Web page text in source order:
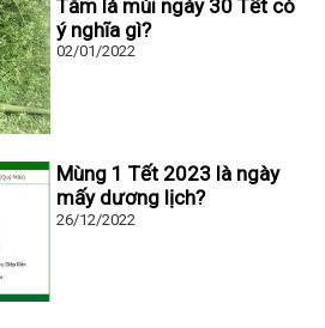
Tắm lá mùi ngày 30 Tết có
ý nghĩa gì?
02/01/2022
Mùng 1 Tết 2023 là ngày
mấy dương lịch?
26/12/2022